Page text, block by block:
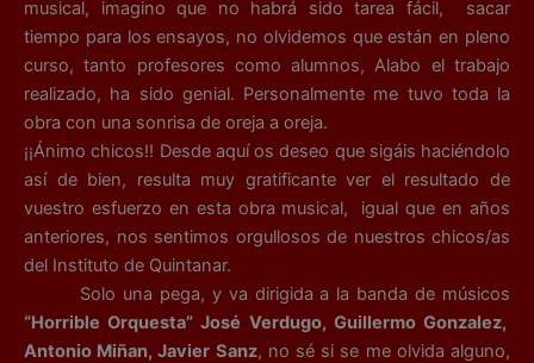
musical, imagino que no habrá sido tarea fácil, sacar
tiempo para los ensayos, no olvidemos que están en pleno
curso, tanto profesores como alumnos, Alabo el trabajo
realizado, ha sido genial. Personalmente me tuvo toda la
obra con una sonrisa de oreja a oreja.
¡¡Ánimo chicos!! Desde aquí os deseo que sigáis haciéndolo
así de bien, resulta muy gratificante ver el resultado de
vuestro esfuerzo en esta obra musical, igual que en años
anteriores, nos sentimos orgullosos de nuestros chicos/as
del Instituto de Quintanar.
Solo una pega, y va dirigida a la banda de músicos
“Horrible Orquesta” José Verdugo, Guillermo Gonzalez,
Antonio Miñan, Javier Sanz, no sé si se me olvida alguno,